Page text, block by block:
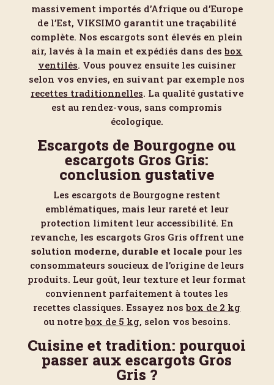
massivement importés d’Afrique ou d’Europe
de l’Est, VIKSIMO garantit une traçabilité
complète. Nos escargots sont élevés en plein
air, lavés à la main et expédiés dans desbox
ventilés. Vous pouvez ensuite les cuisiner
selon vos envies, en suivant par exemple nos
recettes traditionnelles. La qualité gustative
est au rendez-vous, sans compromis
écologique.
Escargots de Bourgogne ou
escargots Gros Gris:
conclusion gustative
Les escargots de Bourgogne restent
emblématiques, mais leur rareté et leur
protection limitent leur accessibilité. En
revanche, les escargots Gros Gris offrent une
solution moderne, durable et locale pour les
consommateurs soucieux de l’origine de leurs
produits. Leur goût, leur texture et leur format
conviennent parfaitement à toutes les
recettes classiques. Essayez nosbox de 2 kg
ou notrebox de 5 kg, selon vos besoins.
Cuisine et tradition: pourquoi
passer aux escargots Gros
Gris ?